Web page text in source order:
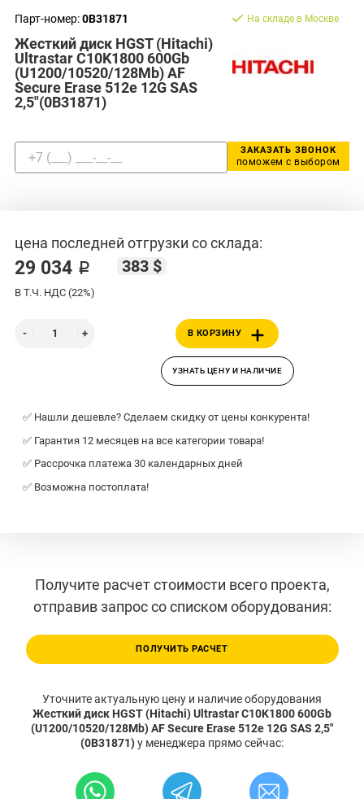
Парт-номер:0B31871
Жесткий диск HGST (Hitachi)
Ultrastar C10K1800 600Gb
(U1200/10520/128Mb) AF
Secure Erase 512e 12G SAS
2,5"(0B31871)
На складе в Москве
ЗАКАЗАТЬ ЗВОНОК
поможем с выбором
цена последней отгрузки со склада:
29 034 ₽ 383 $
В Т.Ч. НДС (22%)
В КОРЗИНУ
УЗНАТЬ ЦЕНУ И НАЛИЧИЕ
✅ Нашли дешевле? Сделаем скидку от цены конкурента!
✅ Гарантия 12 месяцев на все категории товара!
✅ Рассрочка платежа 30 календарных дней
✅ Возможна постоплата!
Получите расчет стоимости всего проекта,
отправив запрос со списком оборудования:
ПОЛУЧИТЬ РАСЧЕТ
Уточните актуальную цену и наличие оборудования
Жесткий диск HGST (Hitachi) Ultrastar C10K1800 600Gb
(U1200/10520/128Mb) AF Secure Erase 512e 12G SAS 2,5"
(0B31871)у менеджера прямо сейчас: